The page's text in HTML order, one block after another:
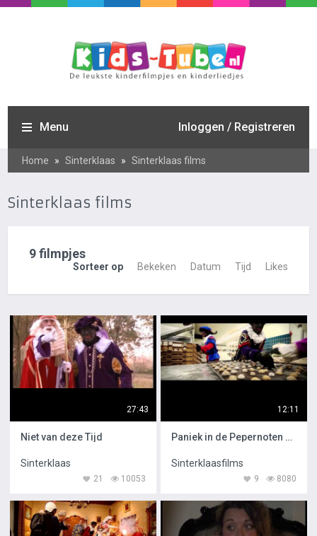
Menu Inloggen / Registreren
Home » Sinterklaas » Sinterklaas films
Sinterklaas films
9 filmpjes
Sorteer op Bekeken Datum Tijd Likes
27:43
Niet van deze Tijd
Sinterklaas
10053
21
12:11
Paniek in de Pepernoten Fabriek
Sinterklaasfilms
8080
9